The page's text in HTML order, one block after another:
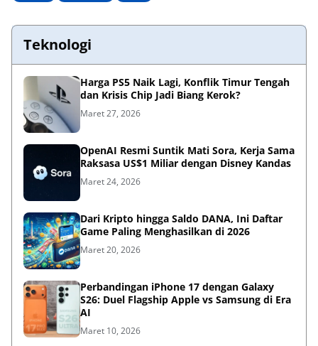
Teknologi
Harga PS5 Naik Lagi, Konflik Timur Tengah
dan Krisis Chip Jadi Biang Kerok?
Maret 27, 2026
OpenAI Resmi Suntik Mati Sora, Kerja Sama
Raksasa US$1 Miliar dengan Disney Kandas
Maret 24, 2026
Dari Kripto hingga Saldo DANA, Ini Daftar
Game Paling Menghasilkan di 2026
Maret 20, 2026
Perbandingan iPhone 17 dengan Galaxy
S26: Duel Flagship Apple vs Samsung di Era
AI
Maret 10, 2026